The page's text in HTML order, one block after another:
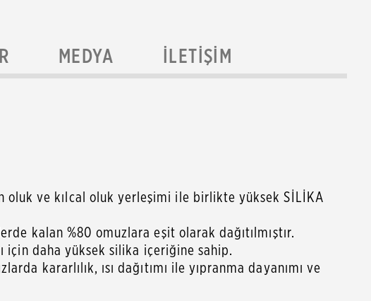
MEDYA İLETIŞIM
oluk ve kılcal oluk yerleşimi ile birlikte yüksek SİLİKA
kalan %80 omuzlara eşit olarak dağıtılmıştır.
için daha yüksek silika içeriğine sahip.
kararlılık, ısı dağıtımı ile yıpranma dayanımı ve